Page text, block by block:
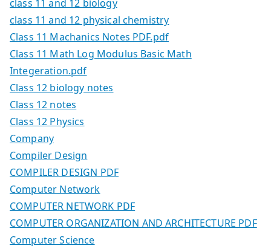
class 11 and 12 biology
class 11 and 12 physical chemistry
Class 11 Machanics Notes PDF.pdf
Class 11 Math Log Modulus Basic Math
Integeration.pdf
Class 12 biology notes
Class 12 notes
Class 12 Physics
Company
Compiler Design
COMPILER DESIGN PDF
Computer Network
COMPUTER NETWORK PDF
COMPUTER ORGANIZATION AND ARCHITECTURE PDF
Computer Science